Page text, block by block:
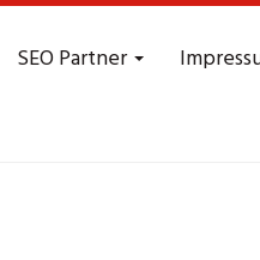
SEO Partner